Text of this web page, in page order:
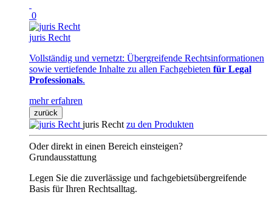
0
juris Recht
Vollständig und vernetzt: Übergreifende Rechtsinformationen
sowie vertiefende Inhalte zu allen Fachgebieten für Legal
Professionals.
mehr erfahren
zurück
juris Recht zu den Produkten
Oder direkt in einen Bereich einsteigen?
Grundausstattung
Legen Sie die zuverlässige und fachgebietsübergreifende
Basis für Ihren Rechtsalltag.